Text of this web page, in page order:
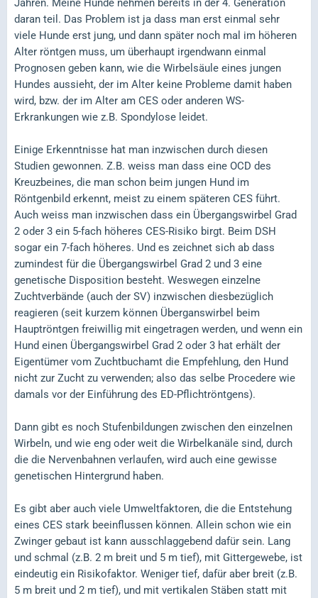
Jahren. Meine Hunde nehmen bereits in der 4. Generation
daran teil. Das Problem ist ja dass man erst einmal sehr
viele Hunde erst jung, und dann später noch mal im höheren
Alter röntgen muss, um überhaupt irgendwann einmal
Prognosen geben kann, wie die Wirbelsäule eines jungen
Hundes aussieht, der im Alter keine Probleme damit haben
wird, bzw. der im Alter am CES oder anderen WS-
Erkrankungen wie z.B. Spondylose leidet.
Einige Erkenntnisse hat man inzwischen durch diesen
Studien gewonnen. Z.B. weiss man dass eine OCD des
Kreuzbeines, die man schon beim jungen Hund im
Röntgenbild erkennt, meist zu einem späteren CES führt.
Auch weiss man inzwischen dass ein Übergangswirbel Grad
2 oder 3 ein 5-fach höheres CES-Risiko birgt. Beim DSH
sogar ein 7-fach höheres. Und es zeichnet sich ab dass
zumindest für die Übergangswirbel Grad 2 und 3 eine
genetische Disposition besteht. Weswegen einzelne
Zuchtverbände (auch der SV) inzwischen diesbezüglich
reagieren (seit kurzem können Überganswirbel beim
Hauptröntgen freiwillig mit eingetragen werden, und wenn ein
Hund einen Übergangswirbel Grad 2 oder 3 hat erhält der
Eigentümer vom Zuchtbuchamt die Empfehlung, den Hund
nicht zur Zucht zu verwenden; also das selbe Procedere wie
damals vor der Einführung des ED-Pflichtröntgens).
Dann gibt es noch Stufenbildungen zwischen den einzelnen
Wirbeln, und wie eng oder weit die Wirbelkanäle sind, durch
die die Nervenbahnen verlaufen, wird auch eine gewisse
genetischen Hintergrund haben.
Es gibt aber auch viele Umweltfaktoren, die die Entstehung
eines CES stark beeinflussen können. Allein schon wie ein
Zwinger gebaut ist kann ausschlaggebend dafür sein. Lang
und schmal (z.B. 2 m breit und 5 m tief), mit Gittergewebe, ist
eindeutig ein Risikofaktor. Weniger tief, dafür aber breit (z.B.
5 m breit und 2 m tief), und mit vertikalen Stäben statt mit